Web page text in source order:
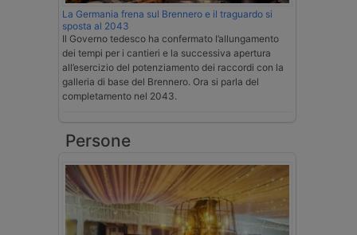
La Germania frena sul Brennero e il traguardo si
sposta al 2043
Il Governo tedesco ha confermato l’allungamento
dei tempi per i cantieri e la successiva apertura
all’esercizio del potenziamento dei raccordi con la
galleria di base del Brennero. Ora si parla del
completamento nel 2043.
Persone